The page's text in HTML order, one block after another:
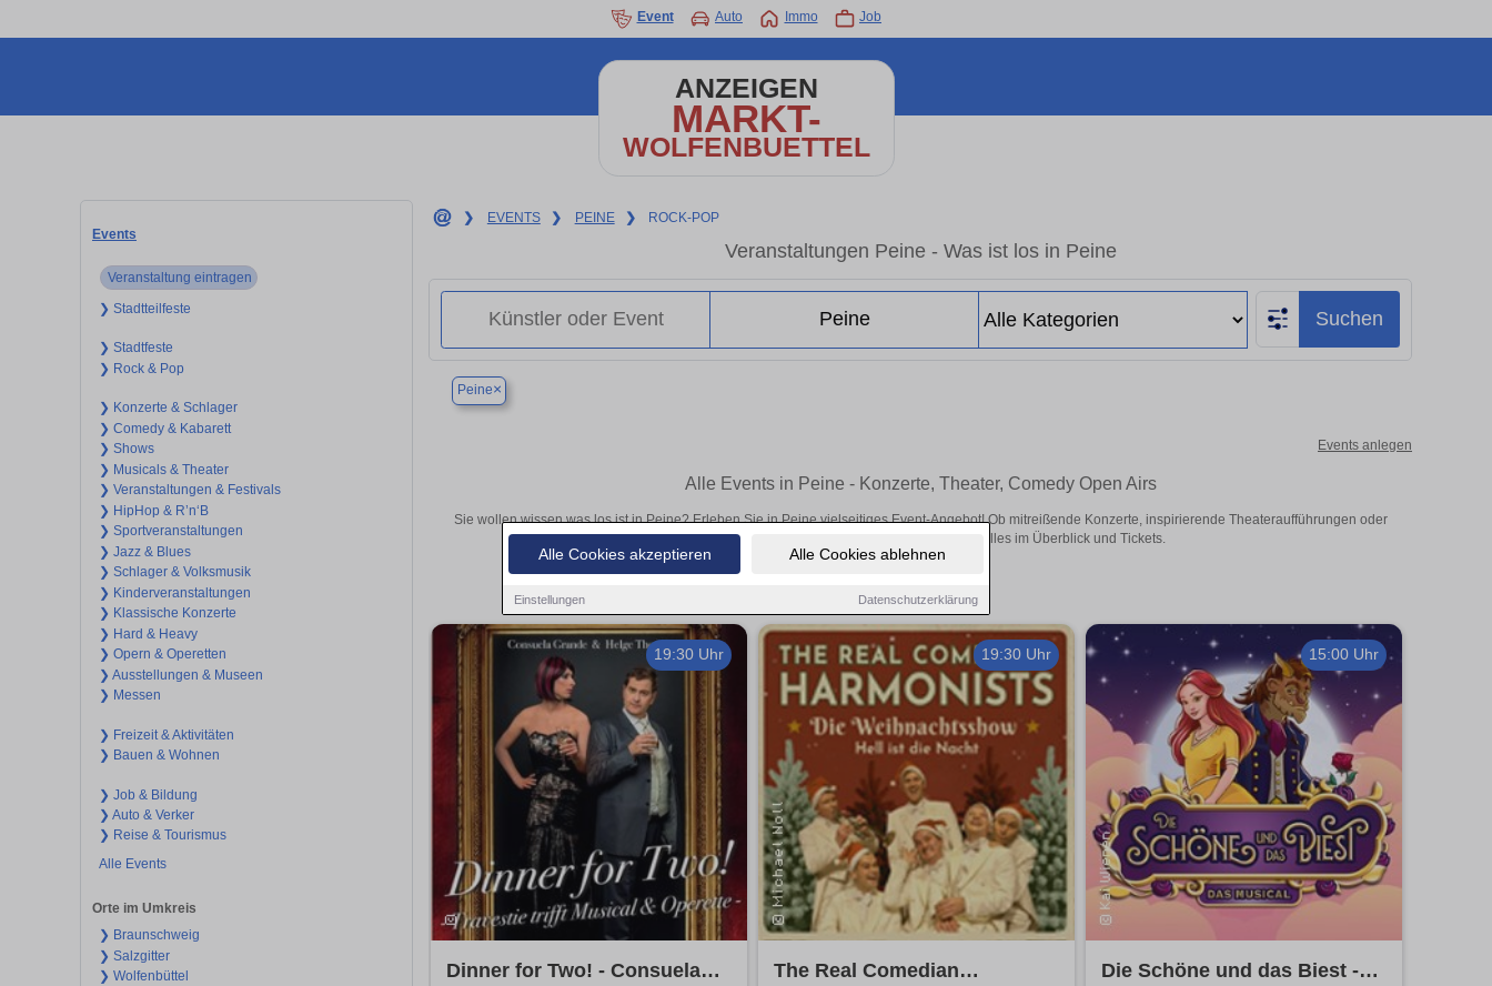
Alle Cookies akzeptieren Alle Cookies ablehnen
Einstellungen Datenschutzerklärung
Event Auto Immo Job
ANZEIGEN
MARKT-
WOLFENBUETTEL
Events
Veranstaltung eintragen
❯ Stadtteilfeste
❯ Stadtfeste
❯ Rock & Pop
❯ Konzerte & Schlager
❯ Comedy & Kabarett
❯ Shows
❯ Musicals & Theater
❯ Veranstaltungen & Festivals
❯ HipHop & R’n‘B
❯ Sportveranstaltungen
❯ Jazz & Blues
❯ Schlager & Volksmusik
❯ Kinderveranstaltungen
❯ Klassische Konzerte
❯ Hard & Heavy
❯ Opern & Operetten
❯ Ausstellungen & Museen
❯ Messen
❯ Freizeit & Aktivitäten
❯ Bauen & Wohnen
❯ Job & Bildung
❯ Auto & Verker
❯ Reise & Tourismus
Alle Events
Orte im Umkreis
❯ Braunschweig
❯ Salzgitter
❯ Wolfenbüttel
❯ EVENTS ❯ PEINE ❯ ROCK-POP
Veranstaltungen Peine - Was ist los in Peine
Suchen
Peine×
Events anlegen
Alle Events in Peine - Konzerte, Theater, Comedy Open Airs
Sie wollen wissen was los ist in Peine? Erleben Sie in Peine vielseitiges Event-Angebot! Ob mitreißende Konzerte, inspirierende Theateraufführungen oder
aufregende Veranstaltungen in Peine – hier finden alles im Überblick und Tickets.
19:30 Uhr
Dinner for Two! - Consuela
19:30 Uhr
The Real Comedian
15:00 Uhr
Die Schöne und das Biest -